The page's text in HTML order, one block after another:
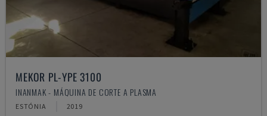
MEKOR PL-YPE 3100
INANMAK - MÁQUINA DE CORTE A PLASMA
ESTÓNIA 2019